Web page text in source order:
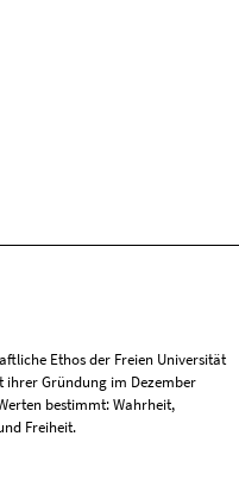
Ethos der Freien Universität
ihrer Gründung im Dezember
bestimmt: Wahrheit,
Freiheit.